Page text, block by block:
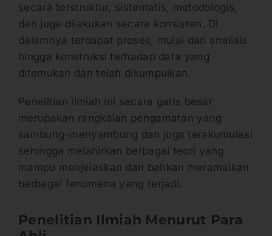
secara terstruktur, sistematis, metodologis,
dan juga dilakukan secara konsisten. Di
dalamnya terdapat proses, mulai dari analisis
hingga konstruksi terhadap data yang
ditemukan dan telah dikumpulkan.
Penelitian ilmiah ini secara garis besar
merupakan rangkaian pengamatan yang
sambung-menyambung dan juga terakumulasi
sehingga melahirkan berbagai teori yang
mampu menjelaskan dan bahkan meramalkan
berbagai fenomena yang terjadi.
Penelitian Ilmiah Menurut Para